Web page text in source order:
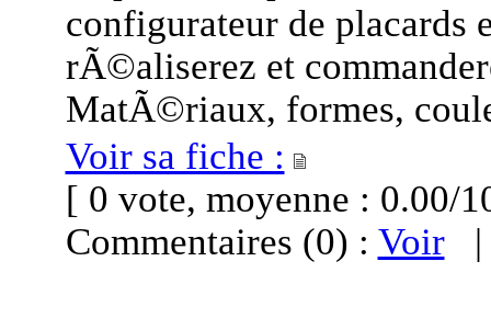
configurateur de placards
rÃ©aliserez et
MatÃ©riaux, formes,
Voir sa fiche :
[ 0 vote, moyenne :
Commentaires (0) : Voir